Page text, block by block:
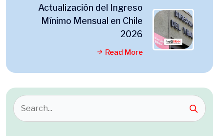
Actualización del Ingreso
Mínimo Mensual en Chile
2026
Read More